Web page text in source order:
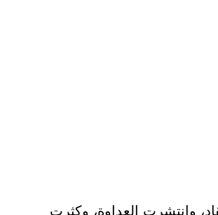
وانتشرت العداوة، وكثرت